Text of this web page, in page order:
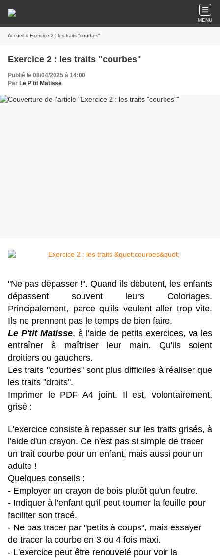
MENU
Accueil » Exercice 2 : les traits "courbes"
Exercice 2 : les traits "courbes"
Publié le 08/04/2025 à 14:00
Par Le P'tit Matisse
"Ne pas dépasser !". Quand ils débutent, les enfants
dépassent souvent leurs Coloriages.
Principalement, parce qu'ils veulent aller trop vite.
Ils ne prennent pas le temps de bien faire.
Le P'tit Matisse, à l'aide de petits exercices, va les
entraîner à maîtriser leur main. Qu'ils soient
droitiers ou gauchers.
Les traits "courbes" sont plus difficiles à réaliser que
les traits "droits".
Imprimer le PDF A4 joint. Il est, volontairement,
grisé :
L'exercice consiste à repasser sur les traits grisés, à
l'aide d'un crayon. Ce n'est pas si simple de tracer
un trait courbe pour un enfant, mais aussi pour un
adulte !
Quelques conseils :
- Employer un crayon de bois plutôt qu'un feutre.
- Indiquer à l'enfant qu'il peut tourner la feuille pour
faciliter son tracé.
- Ne pas tracer par "petits à coups", mais essayer
de tracer la courbe en 3 ou 4 fois maxi.
- L'exercice peut être renouvelé pour voir la